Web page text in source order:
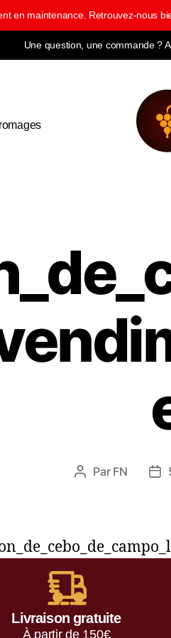
en maintenance. Retrouvez-nous
Une question, une commande ?
Par FN
Livraison gratuite
À partir de 150€